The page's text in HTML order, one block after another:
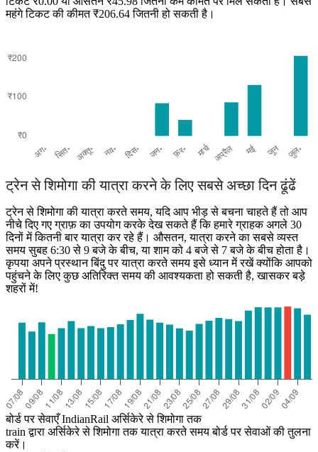
महंगे टिकट की कीमत ₹206.64 जितनी हो सकती है।
ट्रेन से शिमोगा की यात्रा करने के लिए सबसे अच्छा दिन ढूंढें
ट्रेन से शिमोगा की यात्रा करते समय, यदि आप भीड़ से बचना चाहते हैं तो आप
नीचे दिए गए ग्राफ़ का उपयोग करके देख सकते हैं कि हमारे ग्राहक अगले 30
दिनों में कितनी बार यात्रा कर रहे हैं। औसतन, यात्रा करने का सबसे व्यस्त
समय सुबह 6:30 से 9 बजे के बीच, या शाम को 4 बजे से 7 बजे के बीच होता है।
कृपया अपने प्रस्थान बिंदु पर यात्रा करते समय इसे ध्यान में रखें क्योंकि आपको
पहुंचने के लिए कुछ अतिरिक्त समय की आवश्यकता हो सकती है, खासकर बड़े
शहरों में!
बोर्ड पर सेवाएँ IndianRail अर्सिकेरे से शिमोगा तक
train द्वारा अर्सिकेरे से शिमोगा तक यात्रा करते समय बोर्ड पर सेवाओं की तुलना
करें।